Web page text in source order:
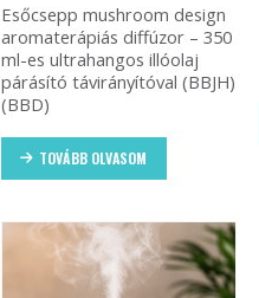
Esőcsepp mushroom design
aromaterápiás diffúzor – 350
ml-es ultrahangos illóolaj
párásító távirányítóval (BBJH)
(BBD)
TOVÁBB OLVASOM